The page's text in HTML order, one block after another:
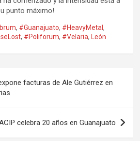
punto máximo!
, #Guanajuato, #HeavyMetal,
, #Poliforum, #Velaria, León
facturas de Ale Gutiérrez en
celebra 20 años en Guanajuato